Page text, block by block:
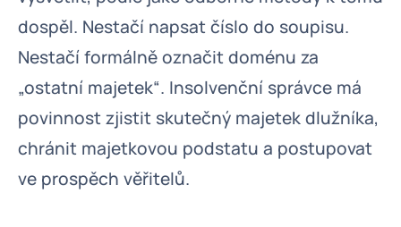
dospěl. Nestačí napsat číslo do soupisu.
Nestačí formálně označit doménu za
„ostatní majetek“. Insolvenční správce má
povinnost zjistit skutečný majetek dlužníka,
chránit majetkovou podstatu a postupovat
ve prospěch věřitelů.